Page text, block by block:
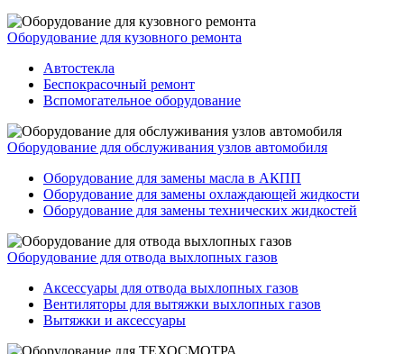
Оборудование для кузовного ремонта
Автостекла
Беспокрасочный ремонт
Вспомогательное оборудование
Оборудование для обслуживания узлов автомобиля
Оборудование для замены масла в АКПП
Оборудование для замены охлаждающей жидкости
Оборудование для замены технических жидкостей
Оборудование для отвода выхлопных газов
Аксессуары для отвода выхлопных газов
Вентиляторы для вытяжки выхлопных газов
Вытяжки и аксессуары